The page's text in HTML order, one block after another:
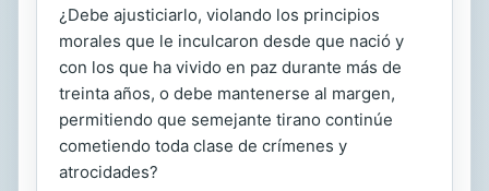
¿Debe ajusticiarlo, violando los principios
morales que le inculcaron desde que nació y
con los que ha vivido en paz durante más de
treinta años, o debe mantenerse al margen,
permitiendo que semejante tirano continúe
cometiendo toda clase de crímenes y
atrocidades?